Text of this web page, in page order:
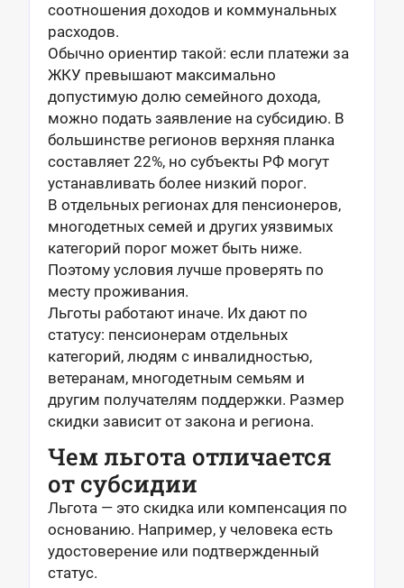
соотношения доходов и коммунальных
расходов.
Обычно ориентир такой: если платежи за
ЖКУ превышают максимально
допустимую долю семейного дохода,
можно подать заявление на субсидию. В
большинстве регионов верхняя планка
составляет 22%, но субъекты РФ могут
устанавливать более низкий порог.
В отдельных регионах для пенсионеров,
многодетных семей и других уязвимых
категорий порог может быть ниже.
Поэтому условия лучше проверять по
месту проживания.
Льготы работают иначе. Их дают по
статусу: пенсионерам отдельных
категорий, людям с инвалидностью,
ветеранам, многодетным семьям и
другим получателям поддержки. Размер
скидки зависит от закона и региона.
Чем льгота отличается
от субсидии
Льгота — это скидка или компенсация по
основанию. Например, у человека есть
удостоверение или подтвержденный
статус.